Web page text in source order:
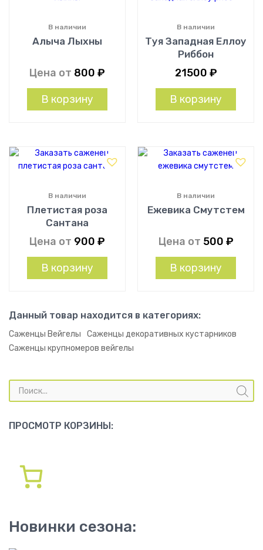
Алыча Лыхны
В наличии
Цена от 800 ₽
В корзину
Туя Западная Еллоу
Риббон
В наличии
21500 ₽
В корзину
Плетистая роза
Сантана
В наличии
Цена от 900 ₽
В корзину
Ежевика Смутстем
В наличии
Цена от 500 ₽
В корзину
Данный товар находится в категориях:
Саженцы Вейгелы
Саженцы декоративных кустарников
Саженцы крупномеров вейгелы
Поиск
товаров
ПРОСМОТР КОРЗИНЫ:
Новинки сезона: